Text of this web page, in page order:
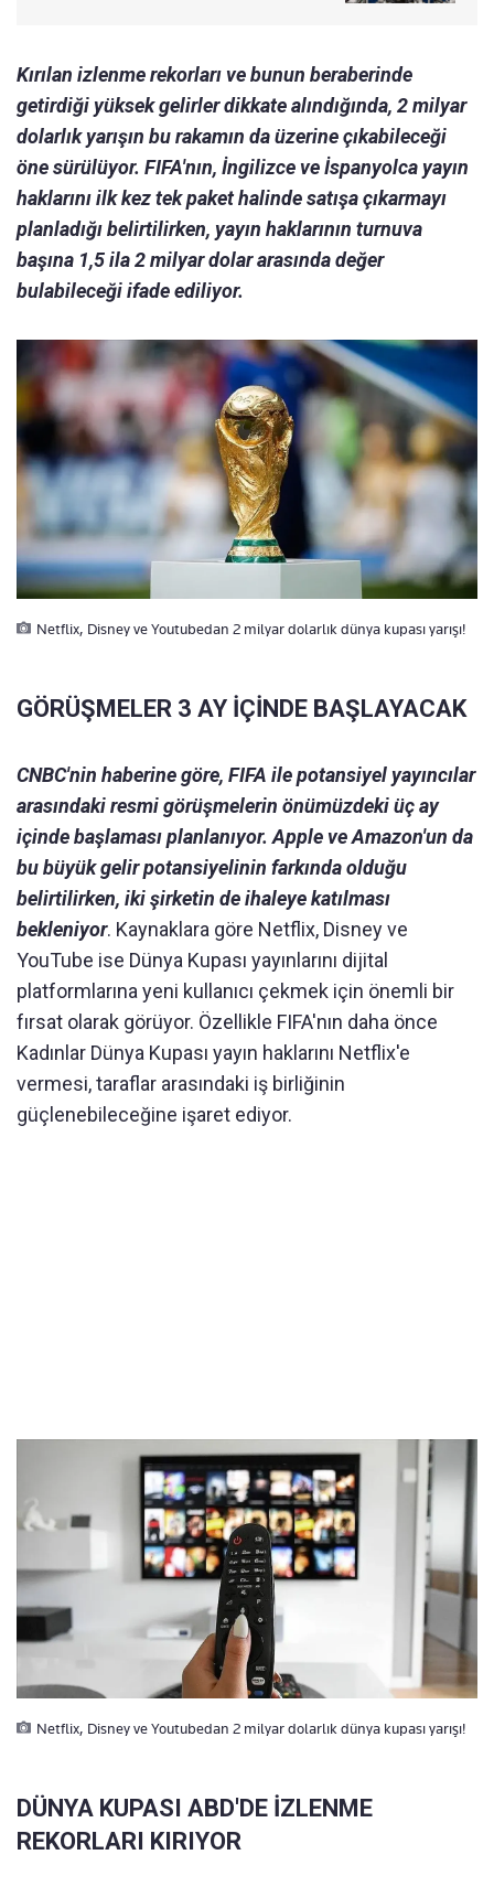
Kırılan izlenme rekorları ve bunun beraberinde
getirdiği yüksek gelirler dikkate alındığında, 2 milyar
dolarlık yarışın bu rakamın da üzerine çıkabileceği
öne sürülüyor. FIFA'nın, İngilizce ve İspanyolca yayın
haklarını ilk kez tek paket halinde satışa çıkarmayı
planladığı belirtilirken, yayın haklarının turnuva
başına 1,5 ila 2 milyar dolar arasında değer
bulabileceği ifade ediliyor.
Netflix, Disney ve Youtubedan 2 milyar dolarlık dünya kupası yarışı!
GÖRÜŞMELER 3 AY İÇİNDE BAŞLAYACAK
CNBC'nin haberine göre, FIFA ile potansiyel yayıncılar
arasındaki resmi görüşmelerin önümüzdeki üç ay
içinde başlaması planlanıyor. Apple ve Amazon'un da
bu büyük gelir potansiyelinin farkında olduğu
belirtilirken, iki şirketin de ihaleye katılması
bekleniyor. Kaynaklara göre Netflix, Disney ve
YouTube ise Dünya Kupası yayınlarını dijital
platformlarına yeni kullanıcı çekmek için önemli bir
fırsat olarak görüyor. Özellikle FIFA'nın daha önce
Kadınlar Dünya Kupası yayın haklarını Netflix'e
vermesi, taraflar arasındaki iş birliğinin
güçlenebileceğine işaret ediyor.
Netflix, Disney ve Youtubedan 2 milyar dolarlık dünya kupası yarışı!
DÜNYA KUPASI ABD'DE İZLENME
REKORLARI KIRIYOR